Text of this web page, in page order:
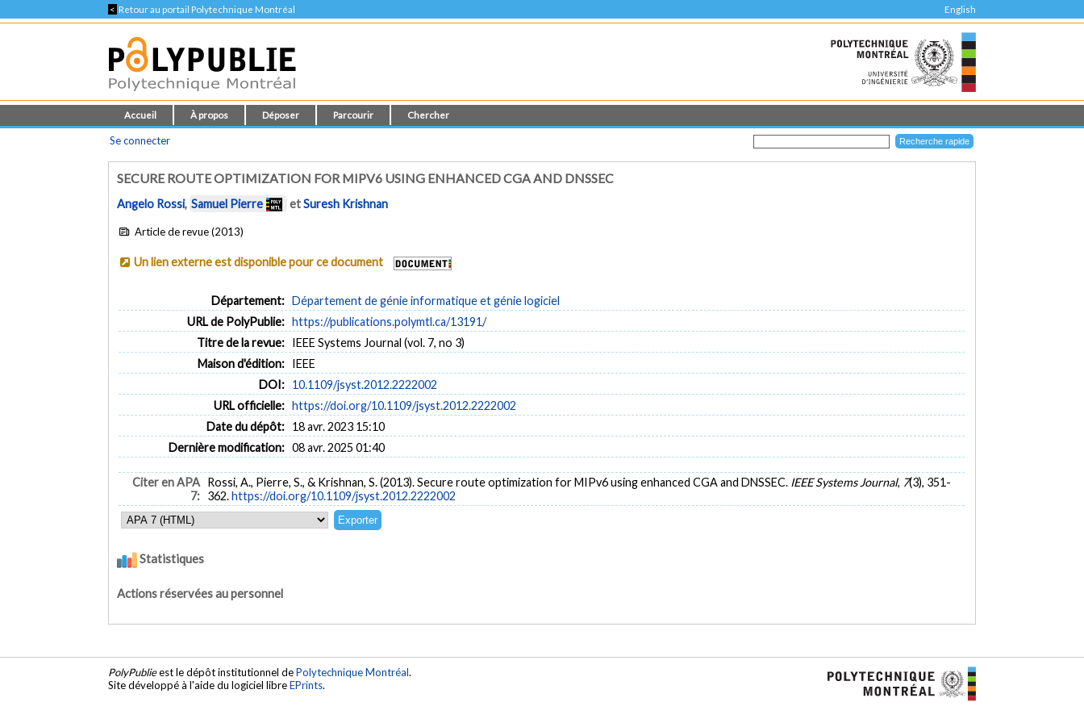
< Retour au portail Polytechnique Montréal English
Accueil À propos Déposer Parcourir Chercher
Se connecter
SECURE ROUTE OPTIMIZATION FOR MIPV6 USING ENHANCED CGA AND DNSSEC
Angelo Rossi, Samuel Pierre etSuresh Krishnan
Article de revue (2013)
Un lien externe est disponible pour ce document
Département: Département de génie informatique et génie logiciel
URL de PolyPublie: https://publications.polymtl.ca/13191/
Titre de la revue: IEEE Systems Journal (vol. 7, no 3)
Maison d'édition: IEEE
DOI: 10.1109/jsyst.2012.2222002
URL officielle: https://doi.org/10.1109/jsyst.2012.2222002
Date du dépôt: 18 avr. 2023 15:10
Dernière modification: 08 avr. 2025 01:40
Citer en APA
7:
Rossi, A., Pierre, S., & Krishnan, S. (2013). Secure route optimization for MIPv6 using enhanced CGA and DNSSEC. IEEE Systems Journal, 7(3), 351-
362.https://doi.org/10.1109/jsyst.2012.2222002
Statistiques
Actions réservées au personnel
PolyPublieest le dépôt institutionnel dePolytechnique Montréal.
Site développé à l'aide du logiciel libreEPrints.